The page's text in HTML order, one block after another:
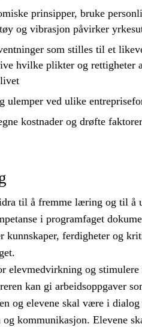
prinsipper, bruke
og vibrasjon påvirker
som stilles til et
hvilke plikter og rettigheter
ulemper ved ulike
kostnader og drøfte
til å fremme læring og til å
i programfaget
kunnskaper, ferdigheter og
elevmedvirkning og
kan gi arbeidsoppgaver
og elevene skal være i
og kommunikasjon. Elevene